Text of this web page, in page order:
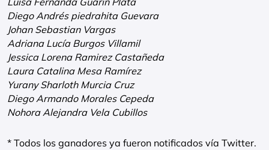
Diego Andrés piedrahita Guevara
Johan Sebastian Vargas
Adriana Lucía Burgos Villamil
Jessica Lorena Ramirez Castañeda
Laura Catalina Mesa Ramírez
Yurany Sharloth Murcia Cruz
Diego Armando Morales Cepeda
Nohora Alejandra Vela Cubillos
* Todos los ganadores ya fueron notificados vía Twitter.